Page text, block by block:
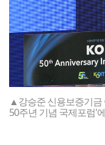
▲강승준 신용보증기금
50주년 기념 국제포럼'